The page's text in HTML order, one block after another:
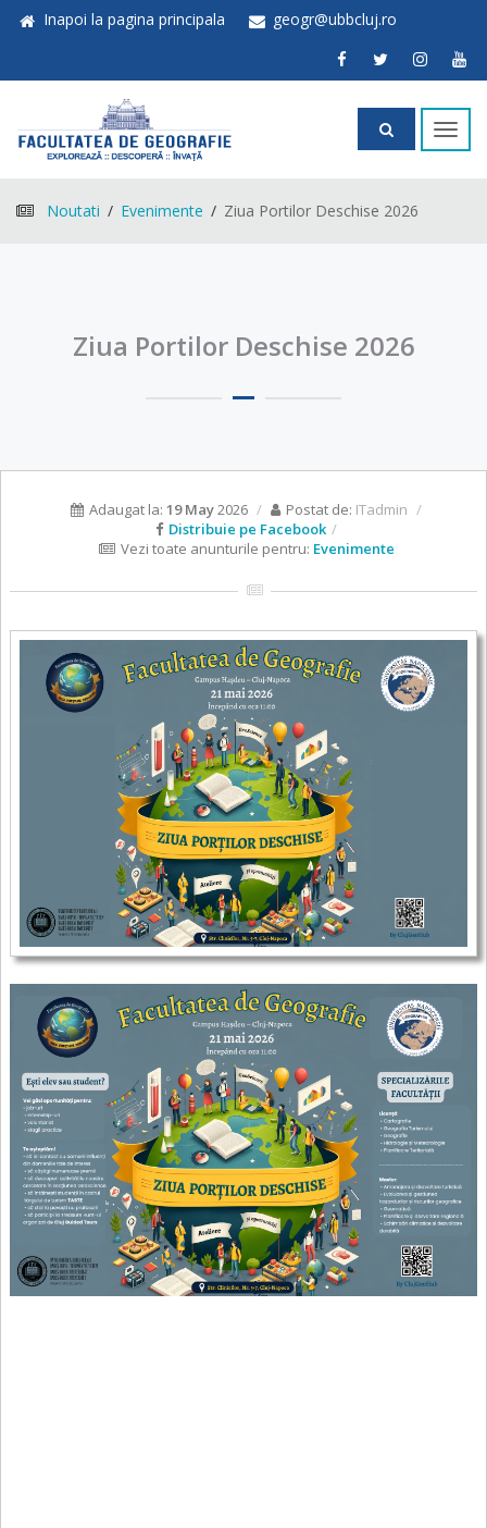
Inapoi la pagina principala geogr@ubbcluj.ro
Noutati Evenimente Ziua Portilor Deschise 2026
Ziua Portilor Deschise 2026
Adaugat la: 19 May2026 Postat de: ITadmin
Distribuie pe Facebook
Vezi toate anunturile pentru: Evenimente